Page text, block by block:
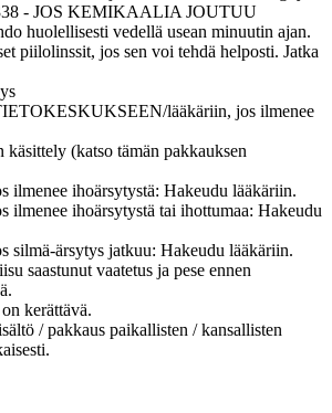
- JOS KEMIKAALIA JOUTUU
huolellisesti vedellä usean minuutin ajan.
piilolinssit, jos sen voi tehdä helposti. Jatka
lääkäriin, jos ilmenee
(katso tämän pakkauksen
ilmenee ihoärsytystä: Hakeudu lääkäriin.
ilmenee ihoärsytystä tai ihottumaa: Hakeudu
silmä-ärsytys jatkuu: Hakeudu lääkäriin.
saastunut vaatetus ja pese ennen
kerättävä.
/ pakkaus paikallisten / kansallisten